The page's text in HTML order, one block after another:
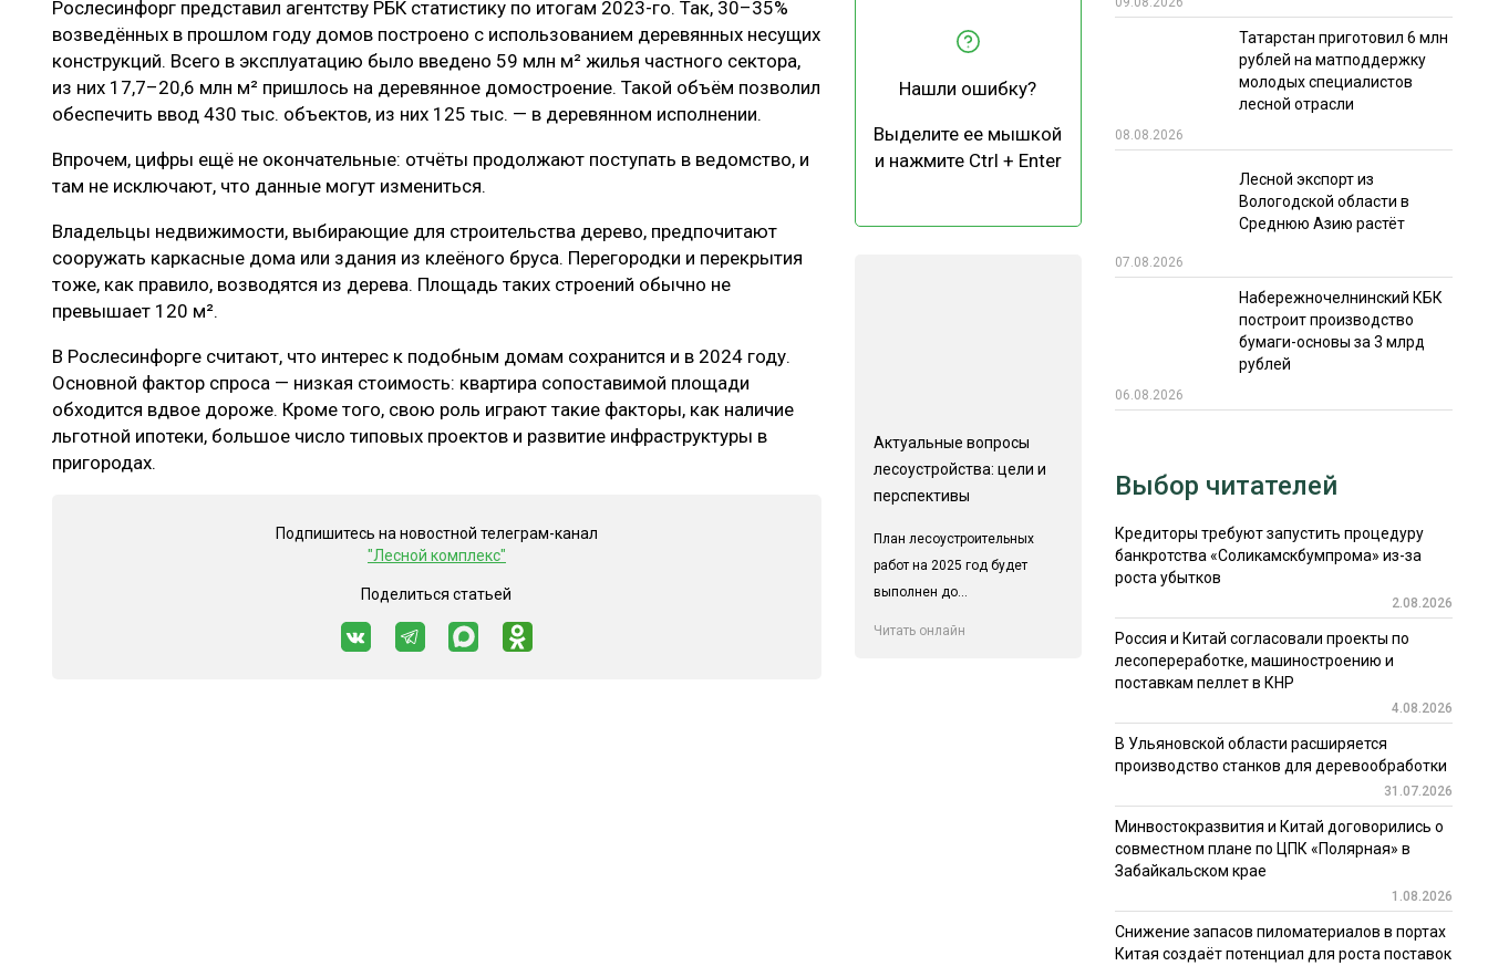
ЛЕСОВОССТАНОВЛЕНИЕ И ЗАЩИТА
ЛОГИСТИКА
ПРОИЗВОДСТВО ДРЕВЕСНЫХ ПЛИТ
СУШКА ДРЕВЕСИНЫ
МЕБЕЛЬНОЕ ПРОИЗВОДСТВО
РЫНОК
ОТРАСЛЕВАЯ ДИСКУССИЯ
КАЛЕНДАРЬ ВЫСТАВОК ИТОГИ МЕРОПРИЯТИЙ
Рослесинфорг представил агентству РБК статистику по итогам 2023-го. Так, 30–35%
возведённых в прошлом году домов построено с использованием деревянных несущих
конструкций. Всего в эксплуатацию было введено 59 млн м² жилья частного сектора,
из них 17,7–20,6 млн м² пришлось на деревянное домостроение. Такой объём позволил
обеспечить ввод 430 тыс. объектов, из них 125 тыс. — в деревянном исполнении.
Впрочем, цифры ещё не окончательные: отчёты продолжают поступать в ведомство, и
там не исключают, что данные могут измениться.
Владельцы недвижимости, выбирающие для строительства дерево, предпочитают
сооружать каркасные дома или здания из клеёного бруса. Перегородки и перекрытия
тоже, как правило, возводятся из дерева. Площадь таких строений обычно не
превышает 120 м².
В Рослесинфорге считают, что интерес к подобным домам сохранится и в 2024 году.
Основной фактор спроса — низкая стоимость: квартира сопоставимой площади
обходится вдвое дороже. Кроме того, свою роль играют такие факторы, как наличие
льготной ипотеки, большое число типовых проектов и развитие инфраструктуры в
пригородах.
Подпишитесь на новостной телеграм-канал
"Лесной комплекс"
Поделиться статьей
Нашли ошибку?
Выделите ее мышкой
и нажмите Ctrl + Enter
Актуальные вопросы
лесоустройства: цели и
перспективы
План лесоустроительных
работ на 2025 год будет
выполнен до...
Читать онлайн
Татарстан приготовил 6 млн
рублей на матподдержку
молодых специалистов
лесной отрасли
08.08.2026
Лесной экспорт из
Вологодской области в
Среднюю Азию растёт
07.08.2026
Набережночелнинский КБК
построит производство
бумаги-основы за 3 млрд
рублей
06.08.2026
Выбор читателей
Кредиторы требуют запустить процедуру
банкротства «Соликамскбумпрома» из-за
роста убытков
2.08.2026
Россия и Китай согласовали проекты по
лесопереработке, машиностроению и
поставкам пеллет в КНР
4.08.2026
В Ульяновской области расширяется
производство станков для деревообработки
31.07.2026
Минвостокразвития и Китай договорились о
совместном плане по ЦПК «Полярная» в
Забайкальском крае
1.08.2026
Снижение запасов пиломатериалов в портах
Китая создаёт потенциал для роста поставок